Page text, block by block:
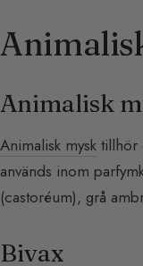
Animalisk
Animalisk mysk tillhör
används inom
(castoréum), grå
Bivax